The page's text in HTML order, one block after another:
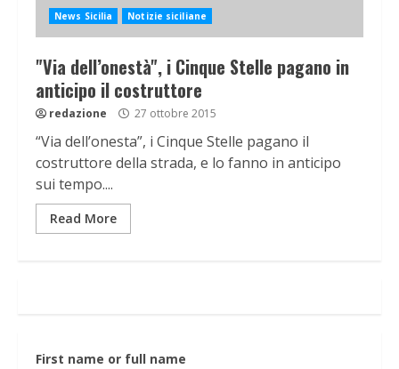
News Sicilia Notizie siciliane
"Via dell’onestà", i Cinque Stelle pagano in
anticipo il costruttore
redazione 27 ottobre 2015
“Via dell’onesta”, i Cinque Stelle pagano il
costruttore della strada, e lo fanno in anticipo
sui tempo....
Read More
First name or full name